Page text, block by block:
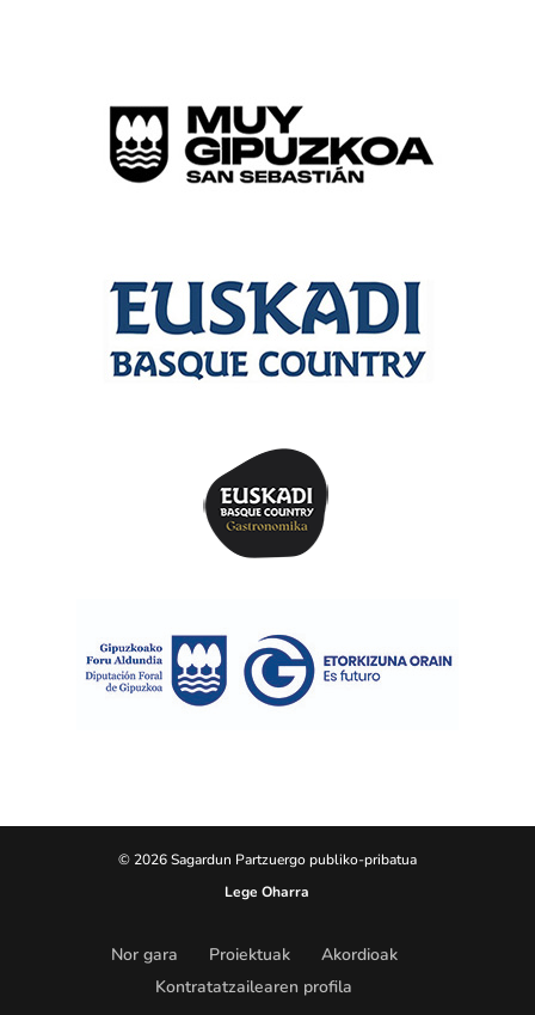
© 2026 Sagardun Partzuergo publiko-pribatua
Lege Oharra
Nor gara Proiektuak
Akordioak
Kontratatzailearen profila